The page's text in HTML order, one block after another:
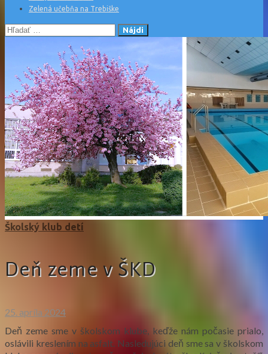
Zelená učebňa na Trebiške
Hľadať:
Školský klub detí
Deň zeme v ŠKD
25. apríla 2024
Deň zeme sme v školskom klube, keďže nám počasie prialo,
oslávili kreslením na asfalt. Nasledujúci deň sme sa v školskom